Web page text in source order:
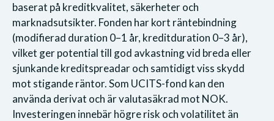
baserat på kreditkvalitet, säkerheter och
marknadsutsikter. Fonden har kort räntebindning
(modifierad duration 0–1 år, kreditduration 0–3 år),
vilket ger potential till god avkastning vid breda eller
sjunkande kreditspreadar och samtidigt viss skydd
mot stigande räntor. Som UCITS-fond kan den
använda derivat och är valutasäkrad mot NOK.
Investeringen innebär högre risk och volatilitet än